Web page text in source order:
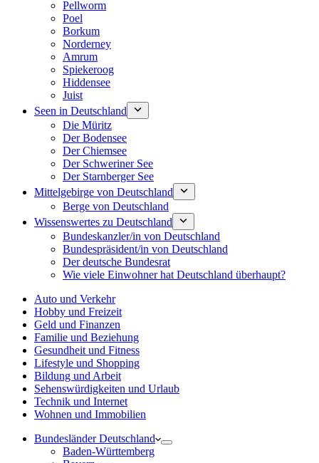
Pellworm
Poel
Borkum
Norderney
Amrum
Spiekeroog
Hiddensee
Juist
Seen in Deutschland
Die Müritz
Der Bodensee
Der Chiemsee
Der Schweriner See
Der Starnberger See
Mittelgebirge von Deutschland
Berge von Deutschland
Wissenswertes zu Deutschland
Bundeskanzler/in von Deutschland
Bundespräsident/in von Deutschland
Der deutsche Bundesrat
Wie viele Einwohner hat Deutschland überhaupt?
Auto und Verkehr
Hobby und Freizeit
Geld und Finanzen
Familie und Beziehung
Gesundheit und Fitness
Lifestyle und Shopping
Bildung und Arbeit
Sehenswürdigkeiten und Urlaub
Technik und Internet
Wohnen und Immobilien
Bundesländer Deutschland
Baden-Württemberg